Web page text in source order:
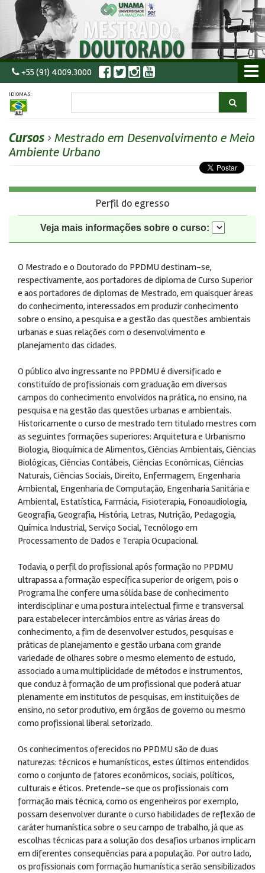
+55 (91) 4009.3000
IDIOMAS:
Cursos› Mestrado em Desenvolvimento e Meio
Ambiente Urbano
Perfil do egresso
Veja mais informações sobre o curso:
O Mestrado e o Doutorado do PPDMU destinam-se,
respectivamente, aos portadores de diploma de Curso Superior
e aos portadores de diplomas de Mestrado, em quaisquer áreas
do conhecimento, interessados em produzir conhecimento
sobre o ensino, a pesquisa e a gestão das questões ambientais
urbanas e suas relações com o desenvolvimento e
planejamento das cidades.
O público alvo ingressante no PPDMU é diversificado e
constituído de profissionais com graduação em diversos
campos do conhecimento envolvidos na prática, no ensino, na
pesquisa e na gestão das questões urbanas e ambientais.
Historicamente o curso de mestrado tem titulado mestres com
as seguintes formações superiores: Arquitetura e Urbanismo
Biologia, Bioquímica de Alimentos, Ciências Ambientais, Ciências
Biológicas, Ciências Contábeis, Ciências Econômicas, Ciências
Naturais, Ciências Sociais, Direito, Enfermagem, Engenharia
Ambiental, Engenharia de Computação, Engenharia Sanitária e
Ambiental, Estatística, Farmácia, Fisioterapia, Fonoaudiologia,
Geografia, Geografia, História, Letras, Nutrição, Pedagogia,
Química Industrial, Serviço Social, Tecnólogo em
Processamento de Dados e Terapia Ocupacional.
Todavia, o perfil do profissional após formação no PPDMU
ultrapassa a formação específica superior de origem, pois o
Programa lhe confere uma sólida base de conhecimento
interdisciplinar e uma postura intelectual firme e transversal
para estabelecer intercâmbios entre as várias áreas do
conhecimento, a fim de desenvolver estudos, pesquisas e
práticas de planejamento e gestão urbana com grande
variedade de olhares sobre o mesmo elemento de estudo,
associado a uma multiplicidade de métodos e instrumentos,
que conduz à formação de um profissional que poderá atuar
plenamente em institutos de pesquisas, em instituições de
ensino, no setor produtivo, em órgãos de governo ou mesmo
como profissional liberal setorizado.
Os conhecimentos oferecidos no PPDMU são de duas
naturezas: técnicos e humanísticos, estes últimos entendidos
como o conjunto de fatores econômicos, sociais, políticos,
culturais e éticos. Pretende-se que os profissionais com
formação mais técnica, como os engenheiros por exemplo,
possam desenvolver durante o curso habilidades de reflexão de
caráter humanística sobre o seu campo de trabalho, já que as
escolhas técnicas para a solução dos desafios urbanos implicam
em diferentes consequências para a população. Por outro lado,
os profissionais com formação humanística serão sensibilizados